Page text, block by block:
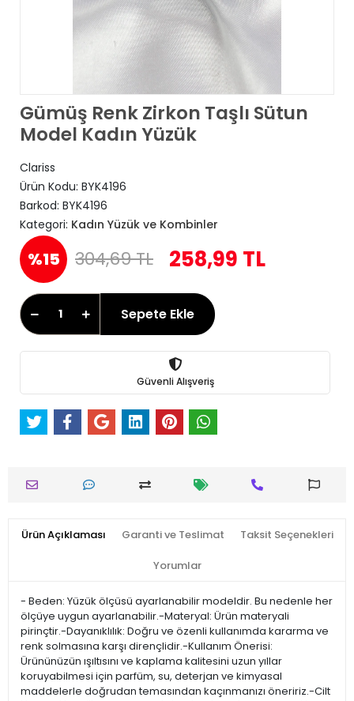
Gümüş Renk Zirkon Taşlı Sütun
Model Kadın Yüzük
Clariss
Ürün Kodu: BYK4196
Barkod: BYK4196
Kategori: Kadın Yüzük ve Kombinler
%15 304,69 TL 258,99 TL
Sepete Ekle
Güvenli Alışveriş
Ürün Açıklaması Garanti ve Teslimat Taksit Seçenekleri
Yorumlar
- Beden: Yüzük ölçüsü ayarlanabilir modeldir. Bu nedenle her
ölçüye uygun ayarlanabilir.-Materyal: Ürün materyali
pirinçtir.-Dayanıklılık: Doğru ve özenli kullanımda kararma ve
renk solmasına karşı dirençlidir.-Kullanım Önerisi:
Ürününüzün ışıltısını ve kaplama kalitesini uzun yıllar
koruyabilmesi için parfüm, su, deterjan ve kimyasal
maddelerle doğrudan temasından kaçınmanızı öneririz.-Cilt